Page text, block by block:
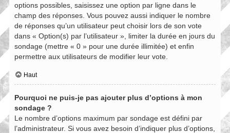
options possibles, saisissez une option par ligne dans le
champ des réponses. Vous pouvez aussi indiquer le nombre
de réponses qu’un utilisateur peut choisir lors de son vote
dans « Option(s) par l’utilisateur », limiter la durée en jours du
sondage (mettre « 0 » pour une durée illimitée) et enfin
permettre aux utilisateurs de modifier leur vote.
Haut
Pourquoi ne puis-je pas ajouter plus d’options à mon
sondage ?
Le nombre d’options maximum par sondage est défini par
l’administrateur. Si vous avez besoin d’indiquer plus d’options,